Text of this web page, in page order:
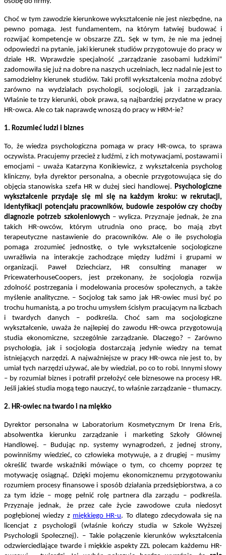
Choć w tym zawodzie kierunkowe wykształcenie nie jest niezbędne, na
pewno pomaga. Jest fundamentem, na którym łatwiej budować i
rozwijać kompetencje w obszarze ZZL. Sęk w tym, że nie ma jednej
odpowiedzi na pytanie, jaki kierunek studiów przygotowuje do pracy w
dziale HR. Wprawdzie specjalność „zarządzanie zasobami ludzkimi”
zadomowiła się już na dobre na naszych uczelniach, lecz nadal nie jest to
samodzielny kierunek studiów. Taki profil wykształcenia można zdobyć
zarówno na wydziałach psychologii, socjologii, jak i zarządzania.
Właśnie te trzy kierunki, obok prawa, są najbardziej przydatne w pracy
HR-owca. Ale co tak naprawdę wnoszą do pracy w HRM-ie?
1. Rozumieć ludzi i biznes
To, że wiedza psychologiczna pomaga w pracy HR-owca, to sprawa
oczywista. Pracujemy przecież z ludźmi, z ich motywacjami, postawami i
emocjami – uważa Katarzyna Konikiewicz, z wykształcenia psycholog
kliniczny, była dyrektor personalna, a obecnie przygotowująca się do
objęcia stanowiska szefa HR w dużej sieci handlowej. Psychologiczne
wykształcenie przydaje się mi się na każdym kroku: w rekrutacji,
identyfikacji potencjału pracowników, budowie zespołów czy choćby
diagnozie potrzeb szkoleniowych– wylicza. Przyznaje jednak, że zna
takich HR-owców, którym utrudnia ono pracę, bo mają zbyt
terapeutyczne nastawienie do pracowników. Ale o ile psychologia
pomaga zrozumieć jednostkę, o tyle wykształcenie socjologiczne
uwrażliwia na interakcje zachodzące między ludźmi i grupami w
organizacji. Paweł Dziechciarz, HR consulting manager w
PricewaterhouseCoopers, jest przekonany, że socjologia rozwija
zdolność postrzegania i modelowania procesów społecznych, a także
myślenie analityczne. – Socjolog tak samo jak HR-owiec musi być po
trochu humanistą, a po trochu umysłem ścisłym pracującym na liczbach
i twardych danych – podkreśla. Choć sam ma socjologiczne
wykształcenie, uważa że najlepiej do zawodu HR-owca przygotowują
studia ekonomiczne, szczególnie zarządzanie. Dlaczego? – Zarówno
psychologia, jak i socjologia dostarczają jedynie wiedzy na temat
istniejących narzędzi. A najważniejsze w pracy HR-owca nie jest to, by
umiał tych narzędzi używać, ale by wiedział, po co to robi. Innymi słowy
– by rozumiał biznes i potrafił przełożyć cele biznesowe na procesy HR.
Jeśli jakieś studia mogą tego nauczyć, to właśnie zarządzanie – tłumaczy.
2. HR-owiec na twardo i na miękko
Dyrektor personalna w Laboratorium Kosmetycznym Dr Irena Eris,
absolwentka kierunku zarządzanie i marketing Szkoły Głównej
Handlowej. – Budując np. systemy wynagrodzeń, z jednej strony,
powinniśmy wiedzieć, co człowieka motywuje, a z drugiej – musimy
określić twarde wskaźniki mówiące o tym, co chcemy poprzez tę
motywację osiągnąć. Dzięki mojemu ekonomicznemu przygotowaniu
rozumiem procesy finansowe i sposób działania przedsiębiorstwa, a co
za tym idzie – mogę pełnić rolę partnera dla zarządu – podkreśla.
Przyznaje jednak, że przez całe życie zawodowe czuła niedosyt
pogłębionej wiedzy z miękkiego HR-u. To dlatego zdecydowała się na
licencjat z psychologii (właśnie kończy studia w Szkole Wyższej
Psychologii Społecznej). – Takie połączenie kierunków wykształcenia
odzwierciedlające twarde i miękkie aspekty ZZL polecam każdemu HR-